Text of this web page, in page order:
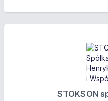
STOKSON